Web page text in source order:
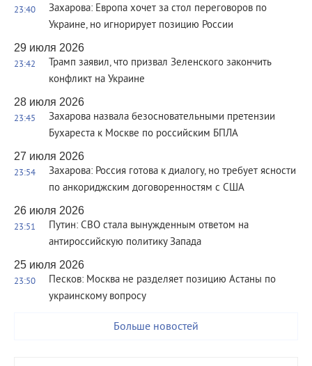
23:40
Захарова: Европа хочет за стол переговоров по
Украине, но игнорирует позицию России
29 июля 2026
23:42
Трамп заявил, что призвал Зеленского закончить
конфликт на Украине
28 июля 2026
23:45
Захарова назвала безосновательными претензии
Бухареста к Москве по российским БПЛА
27 июля 2026
23:54
Захарова: Россия готова к диалогу, но требует ясности
по анкориджским договоренностям с США
26 июля 2026
23:51
Путин: СВО стала вынужденным ответом на
антироссийскую политику Запада
25 июля 2026
23:50
Песков: Москва не разделяет позицию Астаны по
украинскому вопросу
Больше новостей